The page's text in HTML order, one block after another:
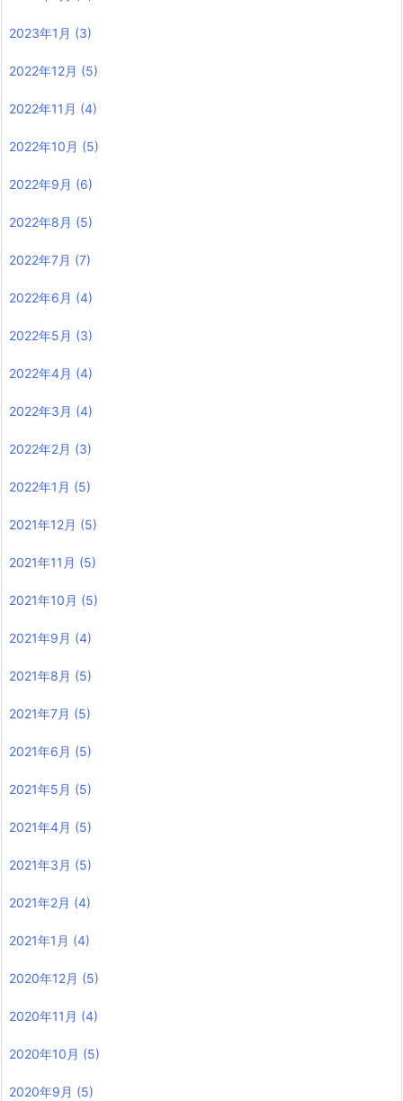
2023年1月 (3)
2022年12月 (5)
2022年11月 (4)
2022年10月 (5)
2022年9月 (6)
2022年8月 (5)
2022年7月 (7)
2022年6月 (4)
2022年5月 (3)
2022年4月 (4)
2022年3月 (4)
2022年2月 (3)
2022年1月 (5)
2021年12月 (5)
2021年11月 (5)
2021年10月 (5)
2021年9月 (4)
2021年8月 (5)
2021年7月 (5)
2021年6月 (5)
2021年5月 (5)
2021年4月 (5)
2021年3月 (5)
2021年2月 (4)
2021年1月 (4)
2020年12月 (5)
2020年11月 (4)
2020年10月 (5)
2020年9月 (5)